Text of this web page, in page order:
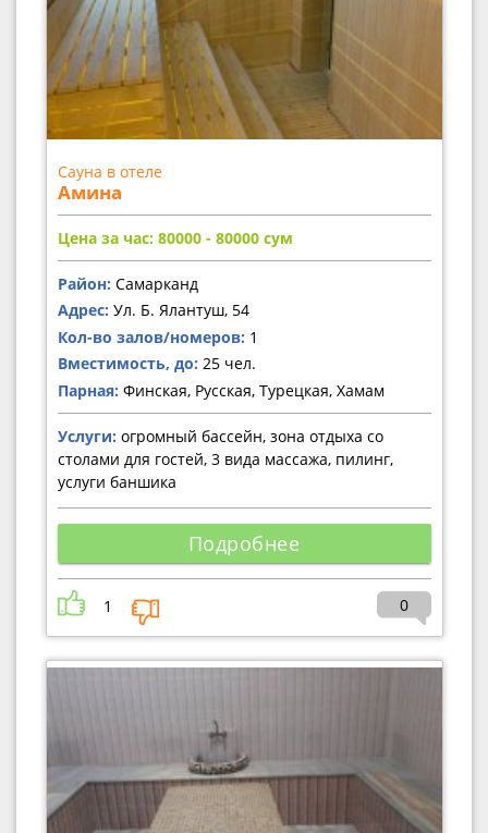
Сауна в отеле
Амина
Цена за час: 80000 - 80000 сум
Район: Самарканд
Адрес: Ул. Б. Ялантуш, 54
Кол-во залов/номеров: 1
Вместимость, до: 25 чел.
Парная: Финская, Русская, Турецкая, Хамам
Услуги: огромный бассейн, зона отдыха со
столами для гостей, 3 вида массажа, пилинг,
услуги баншика
Подробнее
1 0